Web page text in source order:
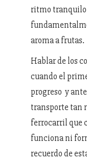
ritmo tranquilo
aroma a frutas.
Hablar de los
cuando el
progreso y
transporte tan
ferrocarril que
funciona ni
recuerdo de